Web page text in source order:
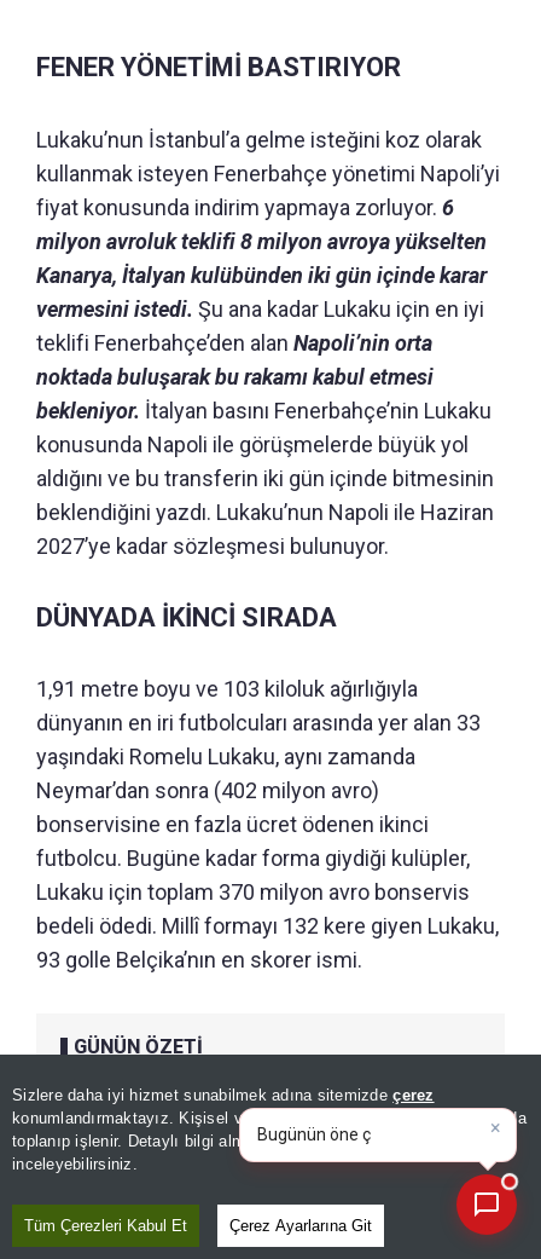
Sizlere daha iyi hizmet sunabilmek adına sitemizdeçerez
konumlandırmaktayız. Kişisel verileriniz, KVKK ve GDPR kapsamında
toplanıp işlenir. Detaylı bilgi almak içinAydınlatma Metnimizi
inceleyebilirsiniz.
Tüm Çerezleri Kabul Et Çerez Ayarlarına Git
FENER YÖNETİMİ BASTIRIYOR
Lukaku’nun İstanbul’a gelme isteğini koz olarak
kullanmak isteyen Fenerbahçe yönetimi Napoli’yi
fiyat konusunda indirim yapmaya zorluyor. 6
milyon avroluk teklifi 8 milyon avroya yükselten
Kanarya, İtalyan kulübünden iki gün içinde karar
vermesini istedi. Şu ana kadar Lukaku için en iyi
teklifi Fenerbahçe’den alan Napoli’nin orta
noktada buluşarak bu rakamı kabul etmesi
bekleniyor. İtalyan basını Fenerbahçe’nin Lukaku
konusunda Napoli ile görüşmelerde büyük yol
aldığını ve bu transferin iki gün içinde bitmesinin
beklendiğini yazdı. Lukaku’nun Napoli ile Haziran
2027’ye kadar sözleşmesi bulunuyor.
DÜNYADA İKİNCİ SIRADA
1,91 metre boyu ve 103 kiloluk ağırlığıyla
dünyanın en iri futbolcuları arasında yer alan 33
yaşındaki Romelu Lukaku, aynı zamanda
Neymar’dan sonra (402 milyon avro)
bonservisine en fazla ücret ödenen ikinci
futbolcu. Bugüne kadar forma giydiği kulüpler,
Lukaku için toplam 370 milyon avro bonservis
bedeli ödedi. Millî formayı 132 kere giyen Lukaku,
93 golle Belçika’nın en skorer ismi.
GÜNÜN ÖZETİ
×
Bugünün öne çıkan manşetleri
ve gelişmeleri neler?